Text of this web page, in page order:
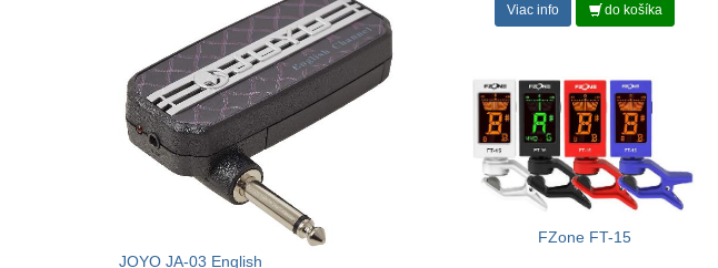
JOYO JA-03 English
Viac info do košíka
FZone FT-15